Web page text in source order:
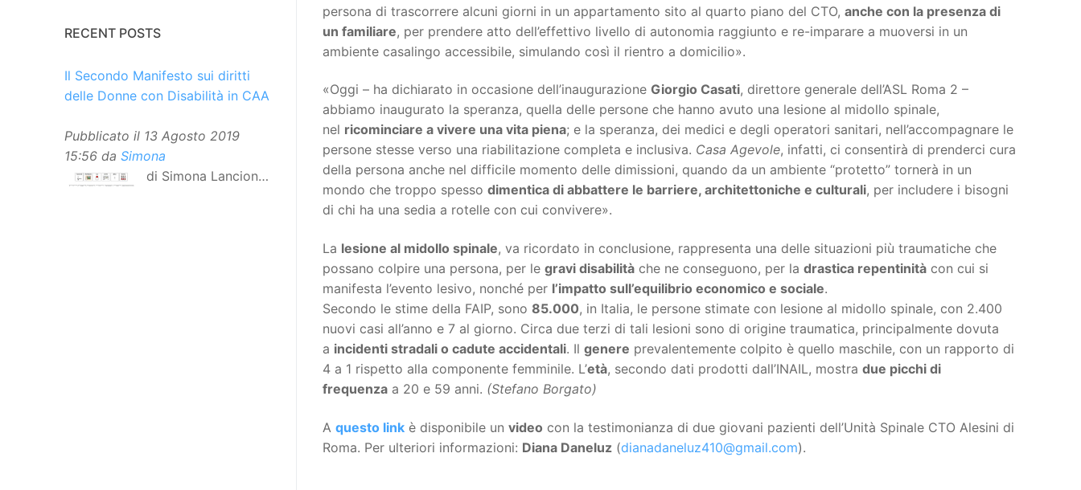
persona di trascorrere alcuni giorni in un appartamento sito al quarto piano del CTO, anche con la presenza di
un familiare, per prendere atto dell’effettivo livello di autonomia raggiunto e re-imparare a muoversi in un
ambiente casalingo accessibile, simulando così il rientro a domicilio».
«Oggi – ha dichiarato in occasione dell’inaugurazione Giorgio Casati, direttore generale dell’ASL Roma 2 –
abbiamo inaugurato la speranza, quella delle persone che hanno avuto una lesione al midollo spinale,
nel ricominciare a vivere una vita piena; e la speranza, dei medici e degli operatori sanitari, nell’accompagnare le
persone stesse verso una riabilitazione completa e inclusiva. Casa Agevole, infatti, ci consentirà di prenderci cura
della persona anche nel difficile momento delle dimissioni, quando da un ambiente “protetto” tornerà in un
mondo che troppo spesso dimentica di abbattere le barriere, architettoniche e culturali, per includere i bisogni
di chi ha una sedia a rotelle con cui convivere».
La lesione al midollo spinale, va ricordato in conclusione, rappresenta una delle situazioni più traumatiche che
possano colpire una persona, per le gravi disabilità che ne conseguono, per la drastica repentinità con cui si
manifesta l’evento lesivo, nonché per l’impatto sull’equilibrio economico e sociale.
Secondo le stime della FAIP, sono 85.000, in Italia, le persone stimate con lesione al midollo spinale, con 2.400
nuovi casi all’anno e 7 al giorno. Circa due terzi di tali lesioni sono di origine traumatica, principalmente dovuta
a incidenti stradali o cadute accidentali. Il genere prevalentemente colpito è quello maschile, con un rapporto di
4 a 1 rispetto alla componente femminile. L’età, secondo dati prodotti dall’INAIL, mostra due picchi di
frequenza a 20 e 59 anni. (Stefano Borgato)
A questo link è disponibile un video con la testimonianza di due giovani pazienti dell’Unità Spinale CTO Alesini di
Roma. Per ulteriori informazioni: Diana Daneluz (dianadaneluz410@gmail.com).
RECENT POSTS
Il Secondo Manifesto sui diritti
delle Donne con Disabilità in CAA
Pubblicato il 13 Agosto 2019
15:56 da Simona
di Simona Lancioni,